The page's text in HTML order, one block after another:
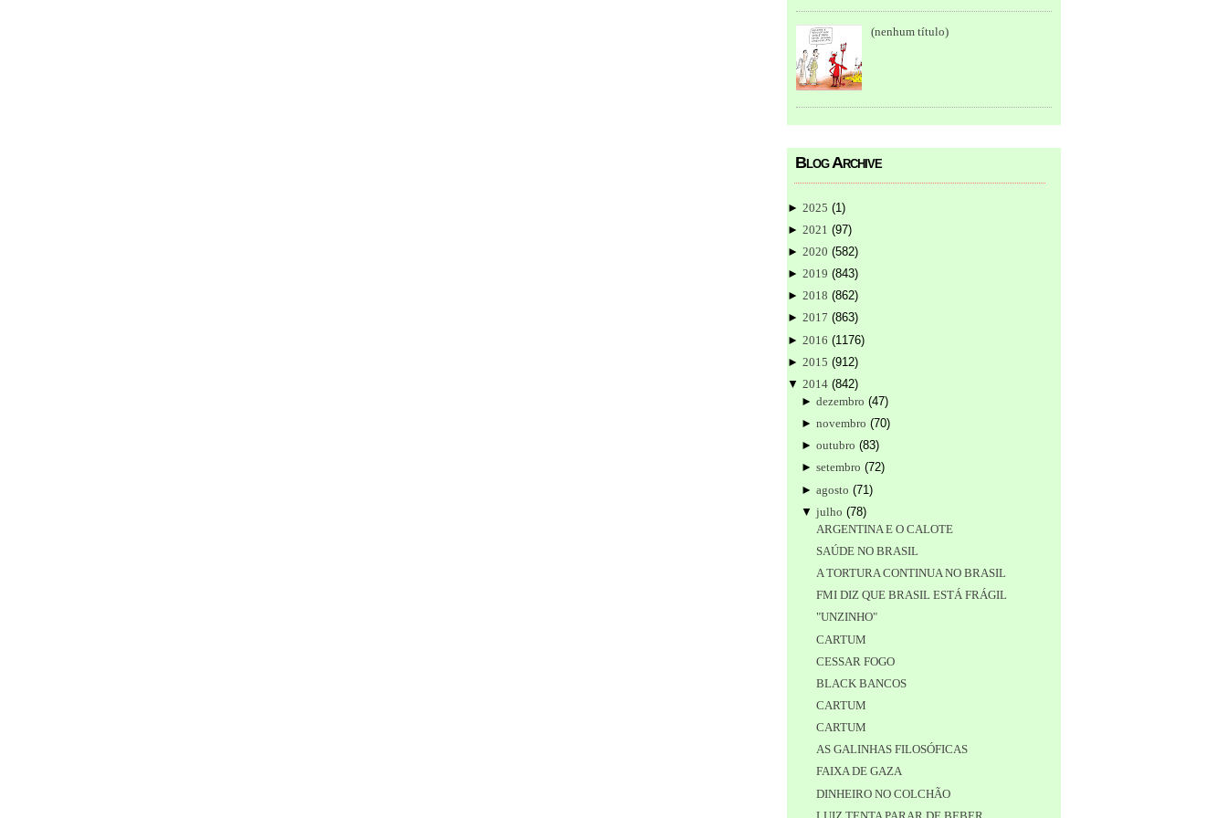
(nenhum título)
Blog Archive
► 2025 (1 )
► 2021 (97)
► 2020 (582)
► 2019 (843)
► 2018 (862)
► 2017 (863)
► 2016 (1176)
► 2015 (912)
▼ 2014 (842)
►dezembro (47)
►novembro (70)
►outubro (83)
►setembro (72)
►agosto (71)
▼julho (78)
ARGENTINA E O CALOTE
SAÚDE NO BRASIL
A TORTURA CONTINUA NO BRASIL
FMI DIZ QUE BRASIL ESTÁ FRÁGIL
"UNZINHO"
CARTUM
CESSAR FOGO
BLACK BANCOS
CARTUM
CARTUM
AS GALINHAS FILOSÓFICAS
FAIXA DE GAZA
DINHEIRO NO COLCHÃO